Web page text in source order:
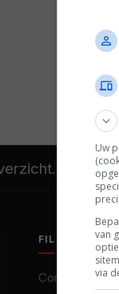
FILMTOTAAL
Contact
Uw
van
via